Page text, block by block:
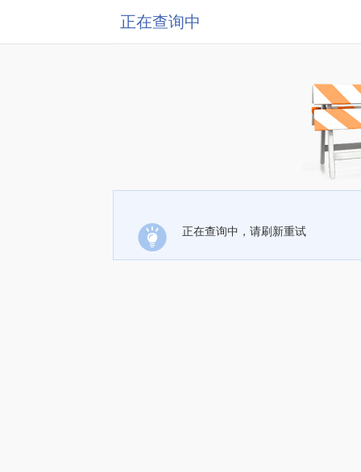
正在查询中
正在查询中，请刷新重试